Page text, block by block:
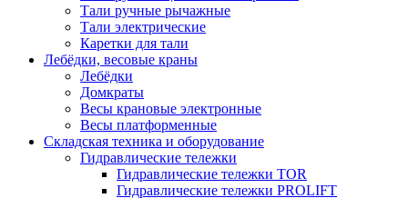
Тали ручные рычажные
Тали электрические
Каретки для тали
Лебёдки, весовые краны
Лебёдки
Домкраты
Весы крановые электронные
Весы платформенные
Складская техника и оборудование
Гидравлические тележки
Гидравлические тележки TOR
Гидравлические тележки PROLIFT